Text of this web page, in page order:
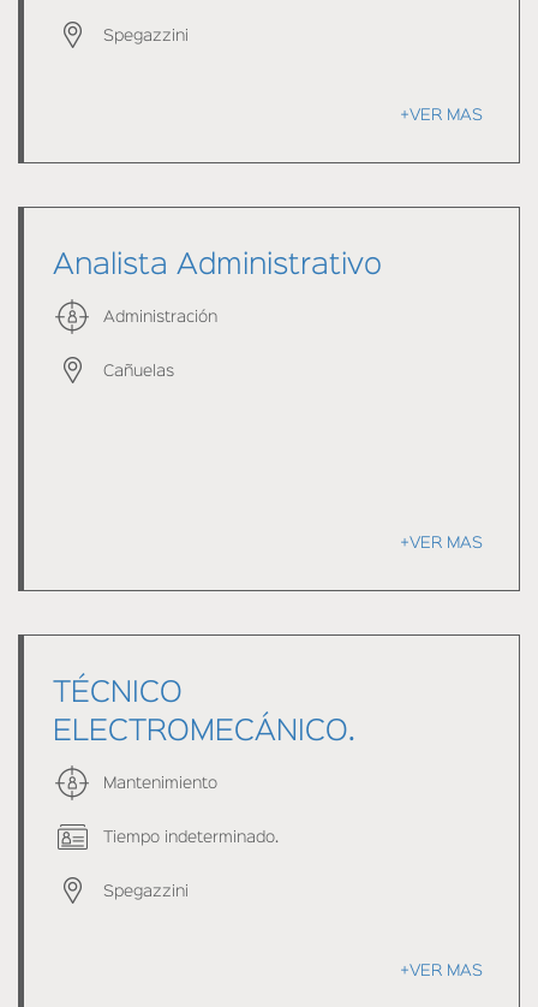
Spegazzini
+VER MAS
Analista Administrativo
Administración
Cañuelas
+VER MAS
TÉCNICO
ELECTROMECÁNICO.
Mantenimiento
Tiempo indeterminado.
Spegazzini
+VER MAS